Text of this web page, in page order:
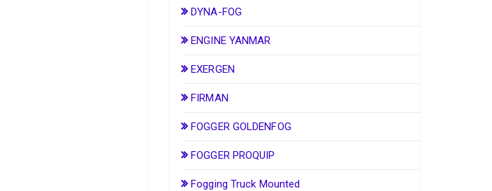
DYNA-FOG
ENGINE YANMAR
EXERGEN
FIRMAN
FOGGER GOLDENFOG
FOGGER PROQUIP
Fogging Truck Mounted